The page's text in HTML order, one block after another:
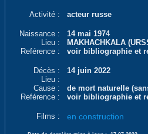
Activité : acteur russe
Naissance :
14 mai 1974
Lieu :
MAKHACHKALA
Reférence :
voir bibliographie et
Décès :
14 juin 2022
Lieu :
Cause :
de mort naturelle
Reférence :
voir bibliographie et
Films : en construction